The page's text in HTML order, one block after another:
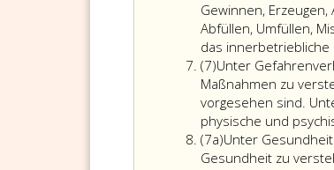
Gewinnen,
Abfüllen, Umfüllen,
das
(7)Absatz
7
Unter
Maßnahmen zu
vorgesehen sind.
physische und
(7a)Absatz
7
Unter
Gesundheit zu